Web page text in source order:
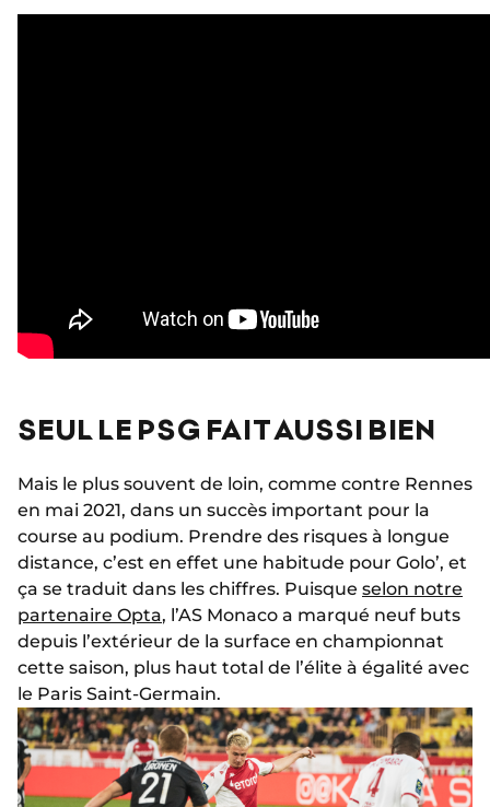
SEUL LE PSG FAIT AUSSI BIEN
Mais le plus souvent de loin, comme contre Rennes
en mai 2021, dans un succès important pour la
course au podium. Prendre des risques à longue
distance, c’est en effet une habitude pour Golo’, et
ça se traduit dans les chiffres. Puisque selon notre
partenaire Opta, l’AS Monaco a marqué neuf buts
depuis l’extérieur de la surface en championnat
cette saison, plus haut total de l’élite à égalité avec
le Paris Saint-Germain.